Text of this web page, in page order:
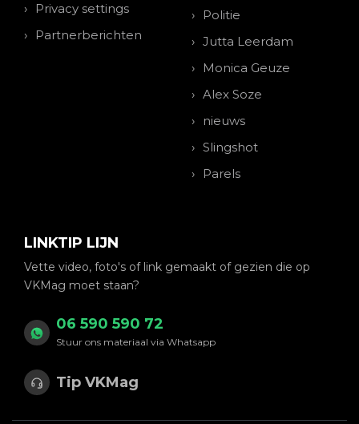
Privacy settings
Partnerberichten
Politie
Jutta Leerdam
Monica Geuze
Alex Soze
nieuws
Slingshot
Parels
LINKTIP LIJN
Vette video, foto's of link gemaakt of gezien die op
VKMag moet staan?
06 590 590 72
Stuur ons materiaal via Whatsapp
Tip VKMag